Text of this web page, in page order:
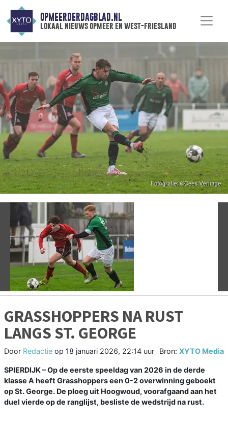
OPMEERDERDAGBLAD.NL
lokaal nieuws opmeer en west-friesland
Vorige
GRASSHOPPERS NA RUST
LANGS ST. GEORGE
Door Redactie op 18 januari 2026, 22:14 uur Bron: XYTO Media
SPIERDIJK – Op de eerste speeldag van 2026 in de derde
klasse A heeft Grasshoppers een 0-2 overwinning geboekt
op St. George. De ploeg uit Hoogwoud, voorafgaand aan het
duel vierde op de ranglijst, besliste de wedstrijd na rust.